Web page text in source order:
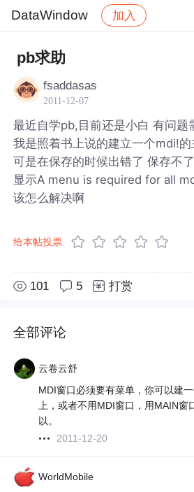
DataWindow 加入
社区 DataWindow
pb求助
fsaddasas
2011-12-07
最近自学pb,目前还是小白 有问题
我是照着书上说的建立一个mdi!的
可是在保存的时候出错了 保存不了
显示A menu is required for all
该怎么解决啊
给本帖投票
101 5 打赏
全部评论
云卷云舒
MDI窗口必须要有菜单，你可以建
上，或者不用MDI窗口，用MAIN窗
以。
2011-12-20
WorldMobile